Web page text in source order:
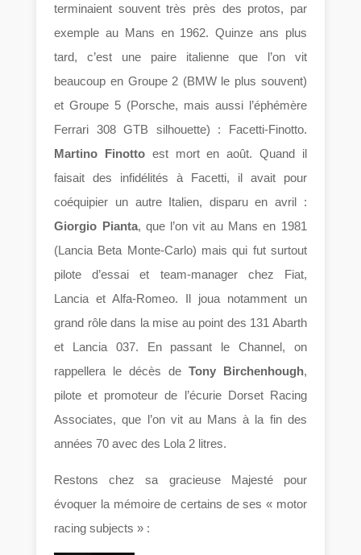
terminaient souvent très près des protos, par
exemple au Mans en 1962. Quinze ans plus
tard, c’est une paire italienne que l’on vit
beaucoup en Groupe 2 (BMW le plus souvent)
et Groupe 5 (Porsche, mais aussi l’éphémère
Ferrari 308 GTB silhouette) : Facetti-Finotto.
Martino Finotto est mort en août. Quand il
faisait des infidélités à Facetti, il avait pour
coéquipier un autre Italien, disparu en avril :
Giorgio Pianta, que l’on vit au Mans en 1981
(Lancia Beta Monte-Carlo) mais qui fut surtout
pilote d’essai et team-manager chez Fiat,
Lancia et Alfa-Romeo. Il joua notamment un
grand rôle dans la mise au point des 131 Abarth
et Lancia 037. En passant le Channel, on
rappellera le décès de Tony Birchenhough,
pilote et promoteur de l’écurie Dorset Racing
Associates, que l’on vit au Mans à la fin des
années 70 avec des Lola 2 litres.
Restons chez sa gracieuse Majesté pour
évoquer la mémoire de certains de ses « motor
racing subjects » :